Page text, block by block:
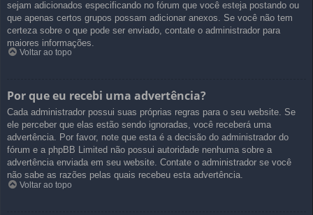
sejam adicionados especificando no fórum que você esteja postando ou
que apenas certos grupos possam adicionar anexos. Se você não tem
certeza sobre o que pode ser enviado, contate o administrador para
maiores informações.
Voltar ao topo
Por que eu recebi uma advertência?
Cada administrador possui suas próprias regras para o seu website. Se
ele perceber que elas estão sendo ignoradas, você receberá uma
advertência. Por favor, note que esta é a decisão do administrador do
fórum e a phpBB Limited não possui autoridade nenhuma sobre a
advertência enviada em seu website. Contate o administrador se você
não sabe as razões pelas quais recebeu esta advertência.
Voltar ao topo